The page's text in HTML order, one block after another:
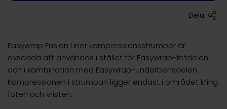
Easywrap Fusion Liner kompressionsstrumpor är
avsedda att användas i stället för Easywrap-fotdelen
och i kombination med Easywrap-underbensdelen.
Kompressionen i strumpan ligger endast i området kring
foten och vristen.
Dela